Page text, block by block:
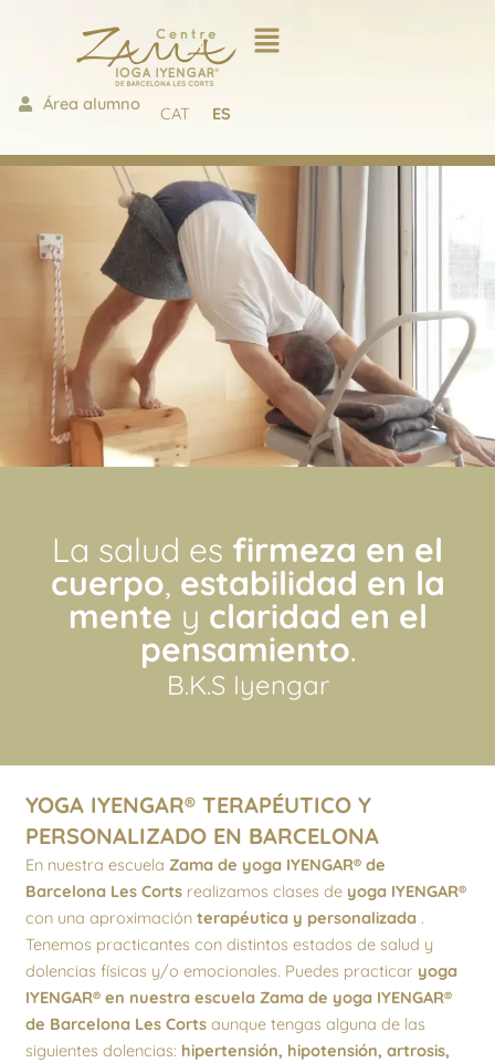
Área alumno CAT ES
La salud es firmeza en el
cuerpo, estabilidad en la
mente y claridad en el
pensamiento.
B.K.S Iyengar
YOGA IYENGAR® TERAPÉUTICO Y
PERSONALIZADO EN BARCELONA
En nuestra escuelaZama de yoga IYENGAR® de
Barcelona Les Corts realizamos clases de yoga IYENGAR®
con una aproximaciónterapéutica y personalizada .
Tenemos practicantes con distintos estados de salud y
dolencias físicas y/o emocionales. Puedes practicar yoga
IYENGAR® en nuestra escuela Zama de yoga IYENGAR®
de Barcelona Les Corts aunque tengas alguna de las
siguientes dolencias: hipertensión, hipotensión, artrosis,